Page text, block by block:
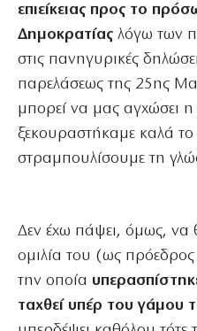
επιείκειας προς το
Δημοκρατίας λόγω των
στις πανηγυρικές
παρελάσεως της 25ης
μπορεί να μας αγχώσει
ξεκουραστήκαμε καλά
στραμπουλίσουμε τη
Δεν έχω πάψει, όμως, να
ομιλία του (ως
την οποία
ταχθεί υπέρ του γάμου